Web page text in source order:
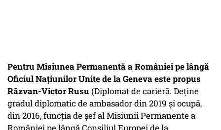
Pentru Misiunea Permanentă a României pe lângă
Oficiul Naţiunilor Unite de la Geneva este propus
Răzvan-Victor Rusu (Diplomat de carieră. Deține
gradul diplomatic de ambasador din 2019 și ocupă,
din 2016, funcția de şef al Misiunii Permanente a